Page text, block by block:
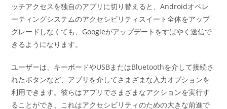
ッチアクセスを独自のアプリに切り替えると、Androidオペレ
ーティングシステムのアクセシビリティスイート全体をアップ
グレードしなくても、Googleがアップデートをすばやく送信で
きるようになります。
ユーザーは、キーボードやUSBまたはBluetoothを介して接続さ
れたボタンなど、アプリを介してさまざまな入力オプションを
利用できます。彼らはアプリでさまざまなアクションを実行す
ることができ、これはアクセシビリティのための大きな前進で